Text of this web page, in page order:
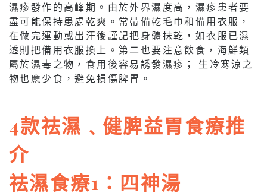
濕疹發作的高峰期。由於外界濕度高，濕疹患者要
盡可能保持患處乾爽。常帶備乾毛巾和備用衣服，
在做完運動或出汗後謹記把身體抹乾，如衣服已濕
透則把備用衣服換上。第二也要注意飲食，海鮮類
屬於濕毒之物，食用後容易誘發濕疹； 生冷寒涼之
物也應少食，避免損傷脾胃。
4款祛濕﹑健脾益胃食療推
介
祛濕食療1：四神湯